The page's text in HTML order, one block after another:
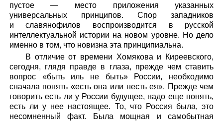
пустое — место приложения указанных
универсальных принципов. Спор западников
и славянофилов воспроизводится в русской
интеллектуальной истории на новом уровне. Но дело
именно в том, что новизна эта принципиальна.
В отличие от времени Хомякова и Киреевского,
сегодня, глядя правде в глаза, прежде чем ставить
вопрос «быть иль не быть» России, необходимо
сначала понять «есть она или несть ея». Прежде чем
говорить есть ли у России будущее, надо еще понять,
есть ли у нее настоящее. То, что Россия была, это
несомненный факт. Была мощная и самобытная